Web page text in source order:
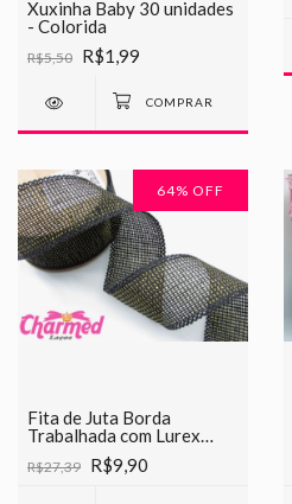
Xuxinha Baby 30 unidades
- Colorida
R$5,50 R$1,99
64% OFF
Fita de Juta Borda
Trabalhada com Lurex
R$27,39 R$9,90